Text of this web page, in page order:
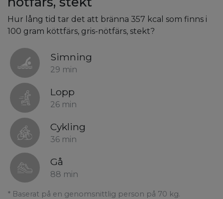
Hur lång tid tar det att bränna 357 kcal som finns i
100 gram köttfärs, gris-nötfärs, stekt?
Simning
29 min
Lopp
26 min
Cykling
36 min
Gå
88 min
* Baserat på en genomsnittlig person på 70 kg.